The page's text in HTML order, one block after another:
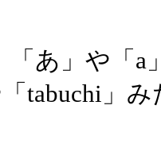
「あ」や「a
「tabuchi」